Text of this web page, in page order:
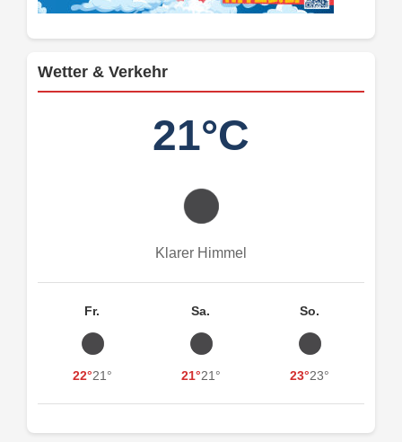
Wetter & Verkehr
21°C
Klarer Himmel
Fr.
22°21°
Sa.
21°21°
So.
23°23°